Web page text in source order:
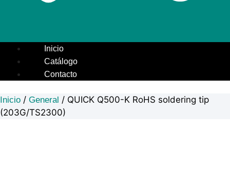
Inicio
Catálogo
Contacto
Inicio / General / QUICK Q500-K RoHS soldering tip
(203G/TS2300)